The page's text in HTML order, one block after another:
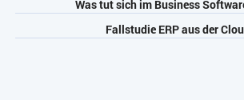
Was tut sich im Business
Fallstudie ERP aus der